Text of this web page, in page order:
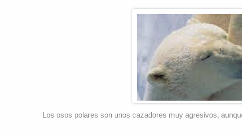
Los osos polares son unos cazadores muy agresivos,